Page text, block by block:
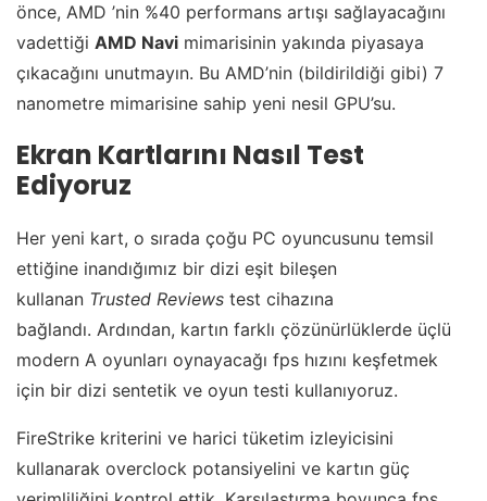
önce, AMD ’nin %40 performans artışı sağlayacağını
vadettiği AMD Navi mimarisinin yakında piyasaya
çıkacağını unutmayın. Bu AMD’nin (bildirildiği gibi) 7
nanometre mimarisine sahip yeni nesil GPU’su.
Ekran Kartlarını Nasıl Test
Ediyoruz
Her yeni kart, o sırada çoğu PC oyuncusunu temsil
ettiğine inandığımız bir dizi eşit bileşen
kullanan Trusted Reviews test cihazına
bağlandı. Ardından, kartın farklı çözünürlüklerde üçlü
modern A oyunları oynayacağı fps hızını keşfetmek
için bir dizi sentetik ve oyun testi kullanıyoruz.
FireStrike kriterini ve harici tüketim izleyicisini
kullanarak overclock potansiyelini ve kartın güç